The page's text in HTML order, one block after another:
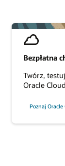
Bezpłatna
Twórz,
Oracle
Poznaj Oracle